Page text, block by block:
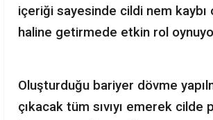
içeriği sayesinde cildi nem kaybı
haline getirmede etkin rol
Oluşturduğu bariyer dövme
çıkacak tüm sıvıyı emerek cilde